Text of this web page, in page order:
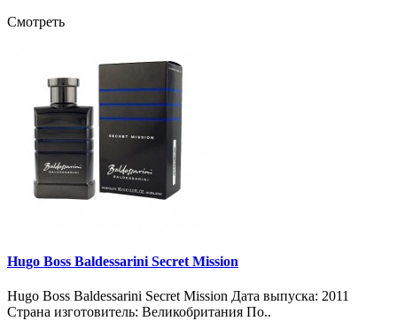
Смотреть
Hugo Boss Baldessarini Secret Mission
Hugo Boss Baldessarini Secret Mission Дата выпуска: 2011
Страна изготовитель: Великобритания По..